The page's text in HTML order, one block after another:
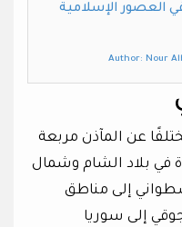
العصور الإسلامية
Author: Nour
عن المآذن مربعة
في بلاد الشام وشمال
الأسطواني إلى مناطق
إلى سوريا